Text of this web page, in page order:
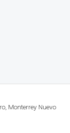
Monterrey Nuevo